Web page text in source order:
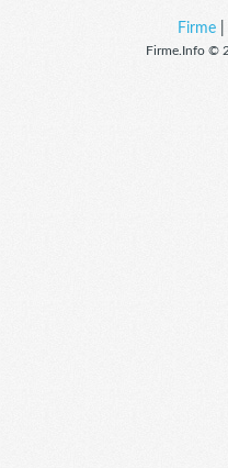
Firme|
Firme.Info ©